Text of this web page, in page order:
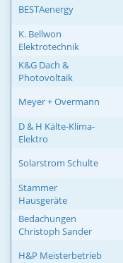
BESTAenergy
K. Bellwon
Elektrotechnik
K&G Dach &
Photovoltaik
Meyer + Overmann
D & H Kälte-Klima-
Elektro
Solarstrom Schulte
Stammer
Hausgeräte
Bedachungen
Christoph Sander
H&P Meisterbetrieb